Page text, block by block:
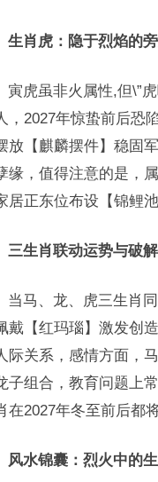
生肖虎：隐于烈焰的
寅虎虽非火属性,但\”
，2027年惊蛰前后恐
放【麒麟摆件】稳固
缘，值得注意的是，
居正东位布设【锦鲤
三生肖联动运势与破
当马、龙、虎三生肖
戴【红玛瑙】激发创
际关系，感情方面，
子组合，教育问题上
在2027年冬至前后都
风水锦囊：烈火中的